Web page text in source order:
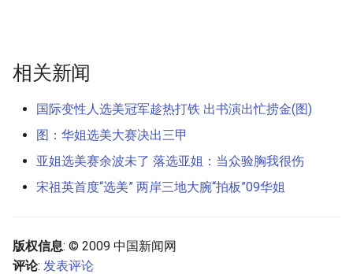
相关新闻
国际变性人选美冠军趁热打铁 出书演出忙捞金(图)
图：华姐选美大赛决出三甲
亚姐选美赛余波未了 落选亚姐：当众验胸我很伤
宋祖英首度“选美” 两岸三地大腕“拍板”09华姐
版权信息: © 2009 中国新闻网
评论: 发表评论